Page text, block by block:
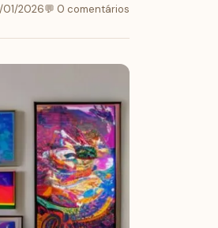
01/2026💬 0 comentários